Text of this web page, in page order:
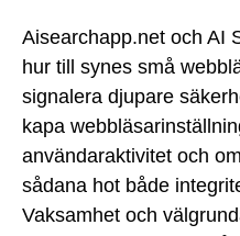
Aisearchapp.net och AI
hur till synes små
signalera djupare
kapa
användaraktivitet och
sådana hot både
Vaksamhet och